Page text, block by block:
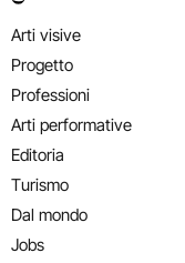
Arti visive
Progetto
Professioni
Arti performative
Editoria
Turismo
Dal mondo
Jobs